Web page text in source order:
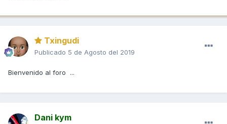
Txingudi
Publicado 5 de Agosto del 2019
Bienvenido al foro ...
Dani kym